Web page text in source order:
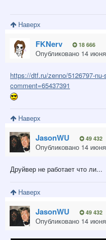
Наверх
FKNerv 18 666
Опубликовано 14 июня
https://dtf.ru/zenno/5126797-
comment=65437391
Наверх
JasonWU 49 432
Опубликовано 14 июня
Друйвер не работает что ли...
Наверх
JasonWU 49 432
Опубликовано 14 июня